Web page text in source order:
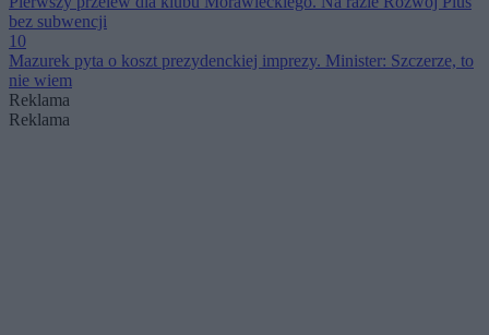
bez subwencji
10
Mazurek pyta o koszt prezydenckiej imprezy. Minister: Szczerze, to
nie wiem
Reklama
Reklama